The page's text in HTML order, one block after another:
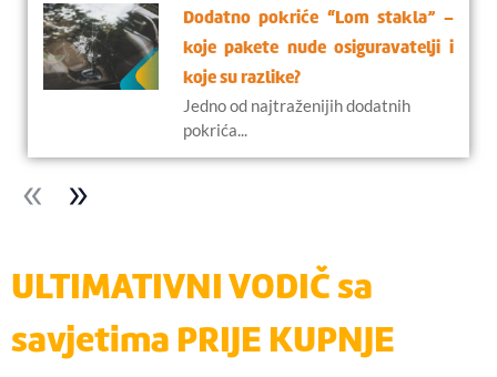
Dodatno pokriće “Lom stakla” –
koje pakete nude osiguravatelji i
koje su razlike?
Jedno od najtraženijih dodatnih
pokrića...
ULTIMATIVNI VODIČ sa
savjetima PRIJE KUPNJE